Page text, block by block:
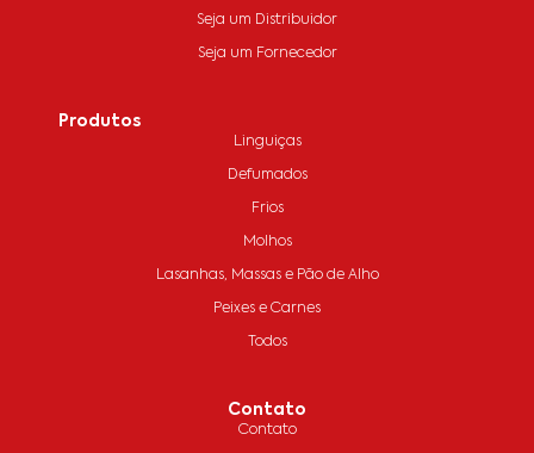
Seja um Distribuidor
Seja um Fornecedor
Produtos
Linguiças
Defumados
Frios
Molhos
Lasanhas, Massas e Pão de Alho
Peixes e Carnes
Todos
Contato
Contato